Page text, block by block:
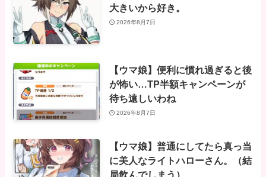
大きいから好き。
2026年8月7日
【ウマ娘】便利に慣れ過ぎると後
が怖い…TP半額キャンペーンが
待ち遠しいわね
2026年8月7日
【ウマ娘】普通にしてたら真っ当
に美人なライトハローさん。（結
局飲んでしまう）